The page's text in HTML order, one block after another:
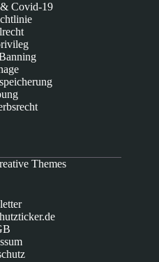
Covid-19
Themes